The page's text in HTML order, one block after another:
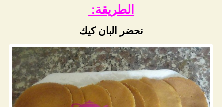
الطريقة:
نحضر البان كيك